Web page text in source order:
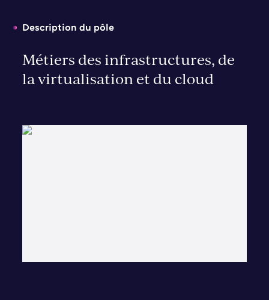
Description du pôle
Métiers des infrastructures, de
la virtualisation et du cloud